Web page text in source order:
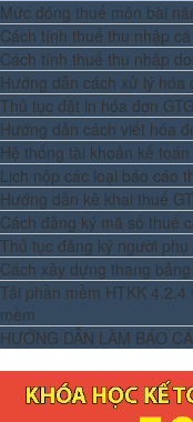
Mức đóng thuế môn bài
Cách tính thuế thu nhập
Cách tính thuế thu nhập
Hướng dẫn cách xử lý hóa
Thủ tục đặt in hóa đơn
Hướng dẫn cách viết hóa
Hệ thống tài khoản kế
Lịch nộp các loại báo cáo
Hướng dẫn kê khai thuế
Cách đăng ký mã số thuế
Thủ tục đăng ký người
Cách xây dựng thang
Tải phần mềm HTKK
mềm
HƯỚNG DẪN LÀM BÁO